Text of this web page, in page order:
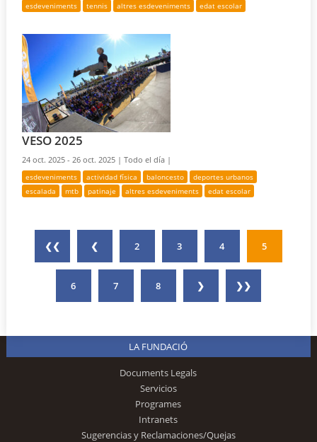
esdeveniments tennis altres esdeveniments edat escolar
VESO 2025
24 oct. 2025 - 26 oct. 2025 |Todo el día |
esdeveniments actividad física baloncesto
deportes urbanos
escalada
mtb patinaje altres esdeveniments edat escolar
❮❮ ❮ 2 3 4 5
6 7 8 ❯ ❯❯
LA FUNDACIÓ
Documents Legals
Servicios
Programes
Intranets
Sugerencias y Reclamaciones/Quejas